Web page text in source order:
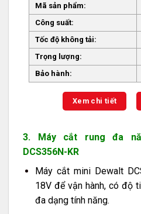
Mã sản phẩm:
Công suất:
Tốc độ không tải:
Trọng lượng:
Bảo hành:
Xem chi tiết
3. Máy cắt rung đa
DCS356N-KR
Máy cắt mini Dewalt
18V để vận hành, có độ
đa dạng tính năng.